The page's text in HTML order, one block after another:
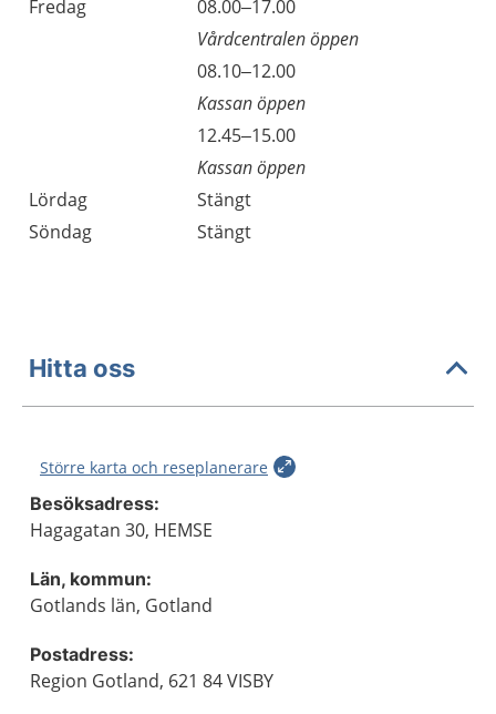
Fredag
08.00–17.00
Vårdcentralen öppen
08.10–12.00
Kassan öppen
12.45–15.00
Kassan öppen
Lördag
Stängt
Söndag
Stängt
Hitta oss
Större karta och reseplanerare
Besöksadress:
Hagagatan 30, HEMSE
Län, kommun:
Gotlands län, Gotland
Postadress:
Region Gotland, 621 84 VISBY